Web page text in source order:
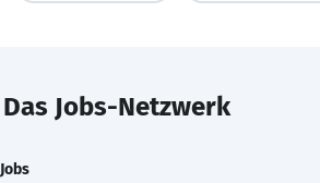
Das Jobs-Netzwerk